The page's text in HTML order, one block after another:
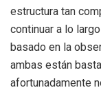
estructura tan
continuar a lo
basado en la
ambas están
afortunadamente